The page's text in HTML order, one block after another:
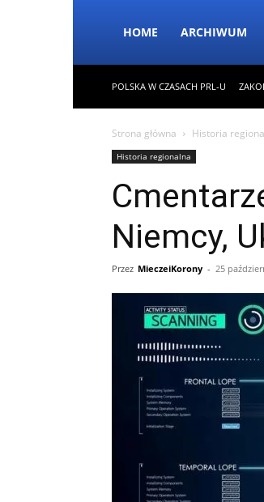
HOME ARCHIWUM
POLSKA W CZASACH PRL-U
Strona główna Historia
Historia regionalna
Niemcy,
Przez MieczeiKorony - 25